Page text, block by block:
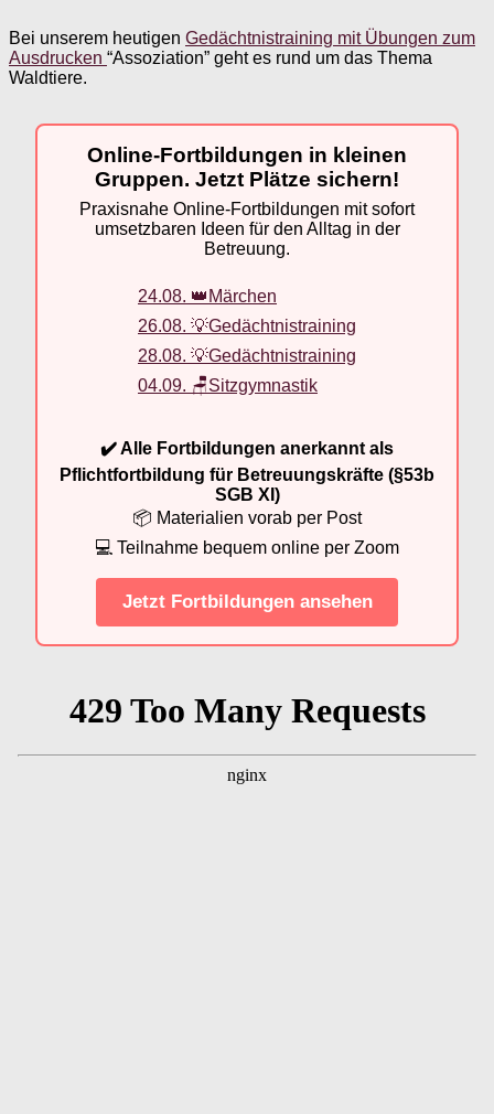
Bei unserem heutigen Gedächtnistraining mit Übungen zum
Ausdrucken “Assoziation” geht es rund um das Thema
Waldtiere.
Online-Fortbildungen in kleinen
Gruppen. Jetzt Plätze sichern!
Praxisnahe Online-Fortbildungen mit sofort
umsetzbaren Ideen für den Alltag in der
Betreuung.
24.08. 👑Märchen
26.08. 💡Gedächtnistraining
28.08. 💡Gedächtnistraining
04.09. 🪑Sitzgymnastik
✔️ Alle Fortbildungen anerkannt als
Pflichtfortbildung für Betreuungskräfte (§53b
SGB XI)
📦 Materialien vorab per Post
💻 Teilnahme bequem online per Zoom
Jetzt Fortbildungen ansehen